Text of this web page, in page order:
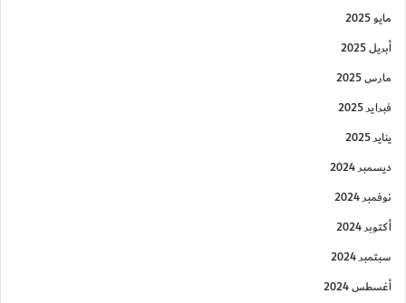
مايو 2025
أبريل 2025
مارس 2025
فبراير 2025
يناير 2025
ديسمبر 2024
نوفمبر 2024
أكتوبر 2024
سبتمبر 2024
أغسطس 2024